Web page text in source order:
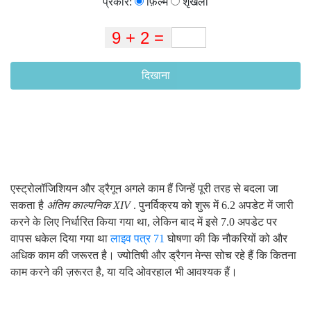
दिखाना
एस्ट्रोलॉजिशियन और ड्रैगून अगले काम हैं जिन्हें पूरी तरह से बदला जा
सकता है अंतिम काल्पनिक XIV. पुनर्विक्रय को शुरू में 6.2 अपडेट में जारी
करने के लिए निर्धारित किया गया था, लेकिन बाद में इसे 7.0 अपडेट पर
वापस धकेल दिया गया थालाइव पत्र 71 घोषणा की कि नौकरियों को और
अधिक काम की जरूरत है। ज्योतिषी और ड्रैगन मेन्स सोच रहे हैं कि कितना
काम करने की ज़रूरत है, या यदि ओवरहाल भी आवश्यक हैं।